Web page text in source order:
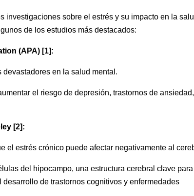
investigaciones sobre el estrés y su impacto en la
de los estudios más destacados:
(APA) [1]:
en la salud mental.
el riesgo de depresión, trastornos de ansiedad,
[2]:
el estrés crónico puede afectar negativamente al
del hipocampo, una estructura cerebral clave
de trastornos cognitivos y enfermedades